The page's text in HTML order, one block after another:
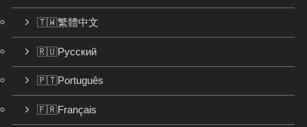
🇹🇼繁體中文
🇷🇺Русский
🇵🇹Português
🇫🇷Français